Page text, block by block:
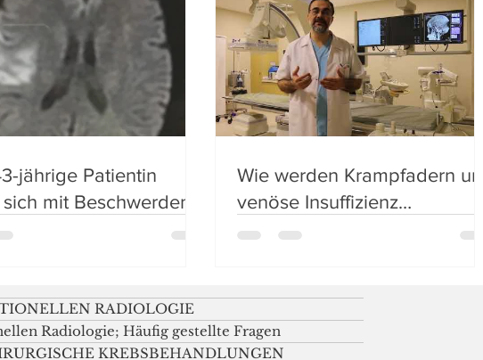
jährige Patientin
mit Beschwerden
im rechten
Wie werden Krampfadern und
venöse Insuffizienz
behandelt? Was ist
RADIOLOGIE
Radiologie; Häufig gestellte Fragen
KREBSBEHANDLUNGEN